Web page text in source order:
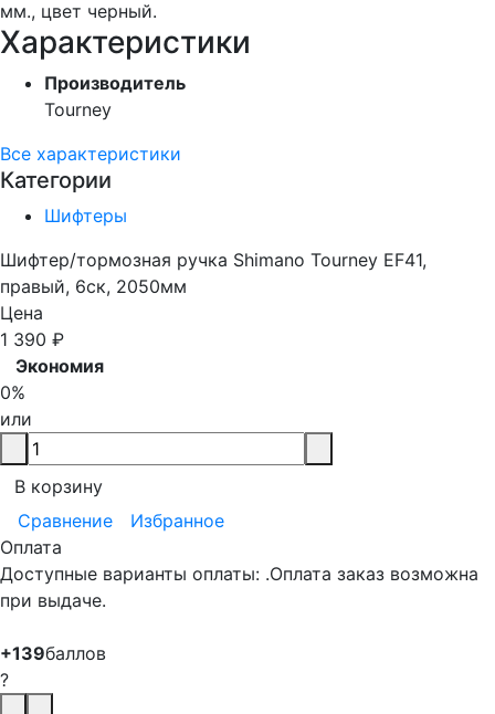
мм., цвет черный.
Характеристики
Производитель
Tourney
Все характеристики
Категории
Шифтеры
Шифтер/тормозная ручка Shimano Tourney EF41,
правый, 6ск, 2050мм
Цена
1 390 ₽
Экономия
0%
или
В корзину
Сравнение
Избранное
Оплата
Доступные варианты оплаты: .Оплата заказ возможна
при выдаче.
+139баллов
?